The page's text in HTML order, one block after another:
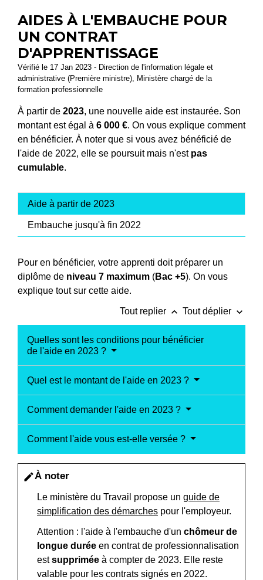
AIDES À L'EMBAUCHE POUR
UN CONTRAT
D'APPRENTISSAGE
Vérifié le 17 Jan 2023 - Direction de l'information légale et
administrative (Première ministre), Ministère chargé de la
formation professionnelle
À partir de 2023, une nouvelle aide est instaurée. Son
montant est égal à 6 000 €. On vous explique comment
en bénéficier. À noter que si vous avez bénéficié de
l'aide de 2022, elle se poursuit mais n'est pas
cumulable.
Aide à partir de 2023
Embauche jusqu'à fin 2022
Pour en bénéficier, votre apprenti doit préparer un
diplôme de niveau 7 maximum (Bac +5). On vous
explique tout sur cette aide.
Tout replier keyboard_arrow_up Tout déplier keyboard_arrow_down
Quelles sont les conditions pour bénéficier
de l'aide en 2023 ?
Quel est le montant de l'aide en 2023 ?
Comment demander l'aide en 2023 ?
Comment l'aide vous est-elle versée ?
editÀ noter
Le ministère du Travail propose un guide de
simplification des démarches pour l'employeur.
Attention : l'aide à l'embauche d'un chômeur de
longue durée en contrat de professionnalisation
estsupprimée à compter de 2023. Elle reste
valable pour les contrats signés en 2022.